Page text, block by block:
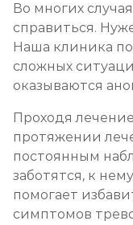
Во многих
справиться.
Наша клиника
сложных
оказываются
Проходя
протяжении
постоянным
заботятся, к
помогает
симптомов